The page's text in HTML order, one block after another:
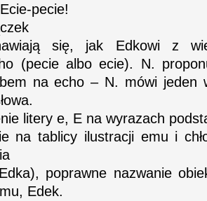
pecie!
się, jak Edkowi z
(pecie albo ecie). N.
na echo – N. mówi jeden
litery e, E na wyrazach
na tablicy ilustracji emu i
poprawne nazwanie
Edek.